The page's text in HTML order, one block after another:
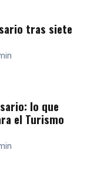
tras siete
lo que
el Turismo